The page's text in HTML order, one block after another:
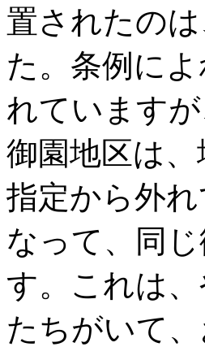
置されたの
た。条例に
れています
御園地区は
指定から外
なって、同
す。これは
たちがいて